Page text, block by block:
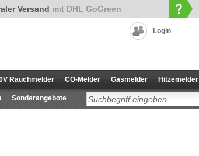
Versand mit DHL GoGreen
Login
Rauchmelder CO-Melder Gasmelder Hitzemelder
Sonderangebote